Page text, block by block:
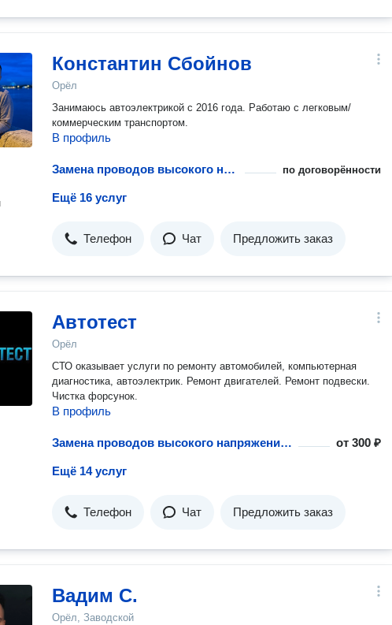
Константин Сбойнов
Орёл
Занимаюсь автоэлектрикой с 2016 года. Работаю с легковым/
коммерческим транспортом.
В профиль
Замена проводов высокого напряжения в автомобиле по договорённости
Ещё 16 услуг
Телефон Чат Предложить заказ
Автотест
Орёл
СТО оказывает услуги по ремонту автомобилей, компьютерная
диагностика, автоэлектрик. Ремонт двигателей. Ремонт подвески.
Чистка форсунок.
В профиль
Замена проводов высокого напряжения в автомобиле от300 ₽
Ещё 14 услуг
Телефон Чат Предложить заказ
Вадим С.
Орёл, Заводской